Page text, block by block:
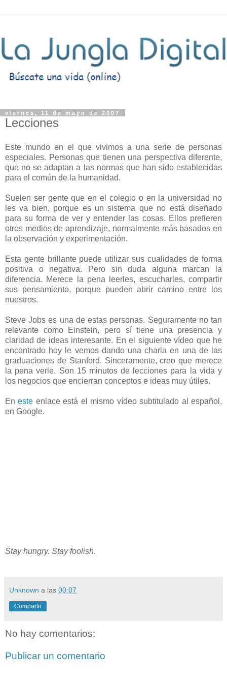
viernes, 11 de mayo de 2007
Lecciones
Este mundo en el que vivimos a una serie de personas
especiales. Personas que tienen una perspectiva diferente,
que no se adaptan a las normas que han sido establecidas
para el común de la humanidad.
Suelen ser gente que en el colegio o en la universidad no
les va bien, porque es un sistema que no está diseñado
para su forma de ver y entender las cosas. Ellos prefieren
otros medios de aprendizaje, normalmente más basados en
la observación y experimentación.
Esta gente brillante puede utilizar sus cualidades de forma
positiva o negativa. Pero sin duda alguna marcan la
diferencia. Merece la pena leerles, escucharles, compartir
sus pensamiento, porque pueden abrir camino entre los
nuestros.
Steve Jobs es una de estas personas. Seguramente no tan
relevante como Einstein, pero sí tiene una presencia y
claridad de ideas interesante. En el siguiente vídeo que he
encontrado hoy le vemos dando una charla en una de las
graduaciones de Stanford. Sinceramente, creo que merece
la pena verle. Son 15 minutos de lecciones para la vida y
los negocios que encierran conceptos e ideas muy útiles.
Eneste enlace está el mismo vídeo subtitulado al español,
en Google.
Stay hungry. Stay foolish.
Unknown a las 00:07
Compartir
No hay comentarios:
Publicar un comentario